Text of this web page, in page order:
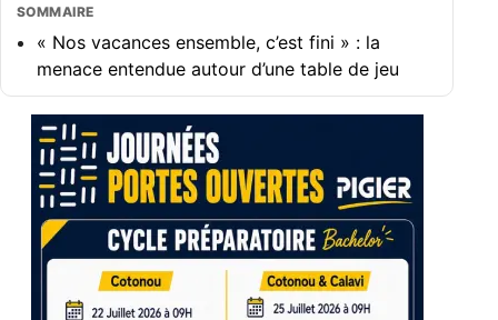
SOMMAIRE
« Nos vacances ensemble, c’est fini » : la
menace entendue autour d’une table de jeu